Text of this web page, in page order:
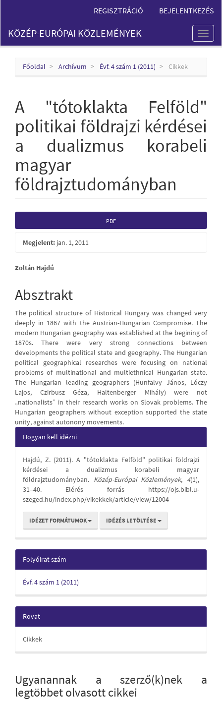
Content
Sidebar
REGISZTRÁCIÓ BEJELENTKEZÉS
Toggle
KÖZÉP-EURÓPAI KÖZLEMÉNYEK
Főoldal Archívum Évf. 4 szám 1 (2011) Cikkek
A "tótoklakta Felföld"
politikai földrajzi kérdései
a dualizmus korabeli
magyar
földrajztudományban
Article
Sidebar
PDF
Megjelent: jan. 1, 2011
Main
Article
Content
Zoltán Hajdú
Absztrakt
The political structure of Historical Hungary was changed very
deeply in 1867 with the Austrian-Hungarian Compromise. The
modern Hungarian geography was established at the begining of
1870s. There were very strong connections between
developments the political state and geography. The Hungarian
political geographical researches were focusing on national
problems of multinational and multiethnical Hungarian state.
The Hungarian leading geographers (Hunfalvy János, Lóczy
Lajos, Czirbusz Géza, Haltenberger Mihály) were not
„nationalists” in their research works on Slovak problems. The
Hungarian geographers without exception supported the state
unity, against autonony movements.
Article
Details
Hogyan kell idézni
Hajdú, Z. (2011). A "tótoklakta Felföld" politikai földrajzi
kérdései a dualizmus korabeli magyar
földrajztudományban. Közép-Európai Közlemények, 4(1),
31–40. Elérés forrás https://ojs.bibl.u-
szeged.hu/index.php/vikekkek/article/view/12004
IDÉZET FORMÁTUMOK IDÉZÉS LETÖLTÉSE
Folyóirat szám
Évf. 4 szám 1 (2011)
Rovat
Cikkek
Ugyanannak a szerző(k)nek a
legtöbbet olvasott cikkei